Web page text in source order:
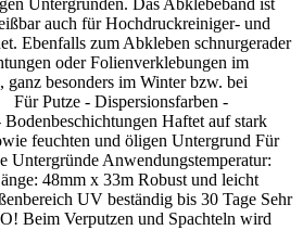
die Bauwerksabdichtung?
Wasserbeanspruchung
muss bereits vorhanden
Trocknungszeit.
und frostfrei lagern. Werkzeuge
mit Wasser reinigen.
zur weißen Ausführung?
wird 1 : 1 aus 9 kg Flüssig- und 9 kg
Untergründen. Das Abklebeband ist
auch für Hochdruckreiniger- und
Ebenfalls zum Abkleben schnurgerader
oder Folienverklebungen im
besonders im Winter bzw. bei
Putze - Dispersionsfarben -
Haftet auf stark
feuchten und öligen Untergrund Für
Untergründe Anwendungstemperatur:
48mm x 33m Robust und leicht
UV beständig bis 30 Tage Sehr
Beim Verputzen und Spachteln wird